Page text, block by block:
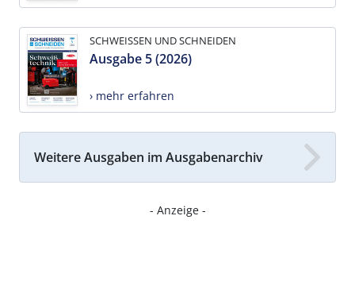
SCHWEISSEN UND SCHNEIDEN
Ausgabe 5 (2026)
› mehr erfahren
Weitere Ausgaben im Ausgabenarchiv
- Anzeige -